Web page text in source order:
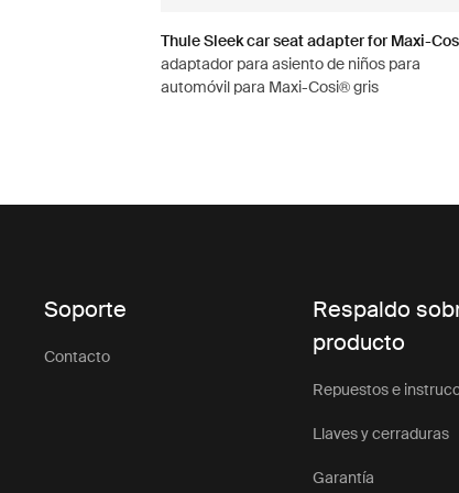
Thule Sleek car seat adapter for Maxi-
adaptador para asiento de niños para
automóvil para Maxi-Cosi® gris
Soporte
Contacto
Respaldo
producto
Repuestos e
Llaves y cerraduras
Garantía